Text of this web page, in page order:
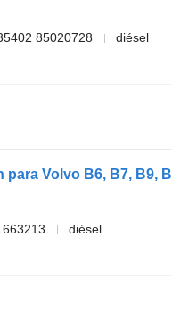
85020728
diésel
para Volvo B6, B7, B9,
diésel